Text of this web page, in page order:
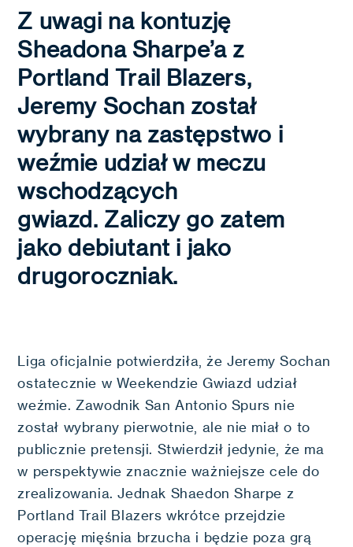
Z uwagi na kontuzję
Sheadona Sharpe’a z
Portland Trail Blazers,
Jeremy Sochan został
wybrany na zastępstwo i
weźmie udział w meczu
wschodzących
gwiazd. Zaliczy go zatem
jako debiutant i jako
drugoroczniak.
Liga oficjalnie potwierdziła, że Jeremy Sochan
ostatecznie w Weekendzie Gwiazd udział
weźmie. Zawodnik San Antonio Spurs nie
został wybrany pierwotnie, ale nie miał o to
publicznie pretensji. Stwierdził jedynie, że ma
w perspektywie znacznie ważniejsze cele do
zrealizowania. Jednak Shaedon Sharpe z
Portland Trail Blazers wkrótce przejdzie
operację mięśnia brzucha i będzie poza grą